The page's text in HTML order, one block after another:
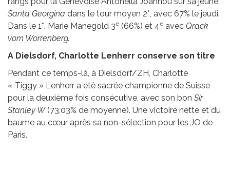
Santa Georgina dans le tour moyen 2*, avec 67% le jeudi.
Dans le 1*, Marie Manegold 3e (66%) et 4e avec Qrack
vom Worrenberg.
A Dielsdorf, Charlotte Lenherr conserve son titre
Pendant ce temps-là, à Dielsdorf/ZH, Charlotte
« Tiggy » Lenherr a été sacrée championne de Suisse
pour la deuxième fois consécutive, avec son bon Sir
Stanley W(73,03% de moyenne). Une victoire nette et du
baume au cœur après sa non-sélection pour les JO de
Paris.